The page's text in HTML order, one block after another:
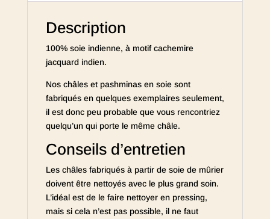
Description
100% soie indienne, à motif cachemire
jacquard indien.
Nos châles et pashminas en soie sont
fabriqués en quelques exemplaires seulement,
il est donc peu probable que vous rencontriez
quelqu’un qui porte le même châle.
Conseils d’entretien
Les châles fabriqués à partir de soie de mûrier
doivent être nettoyés avec le plus grand soin.
L’idéal est de le faire nettoyer en pressing,
mais si cela n’est pas possible, il ne faut